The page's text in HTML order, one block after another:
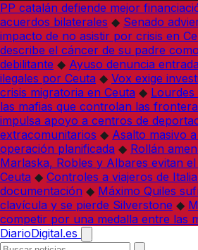
PP catalán defiende mejor
acuerdos bilaterales ◆ Senado
impacto de no asistir por crisis en
describe el cáncer de su padre
debilitante ◆ Ayuso denuncia
ilegales por Ceuta ◆ Vox exige
crisis migratoria en Ceuta ◆ Lourdes
las mafias que controlan las
impulsa apoyo a centros de
extracomunitarios ◆ Asalto masivo
operación planificada ◆ Rollán
Marlaska, Robles y Albares evitan
Ceuta ◆ Controles a viajeros de
documentación ◆ Máximo Quiles
clavícula y se pierde Silverstone ◆
competir por una medalla entre las
DiarioDigital.es